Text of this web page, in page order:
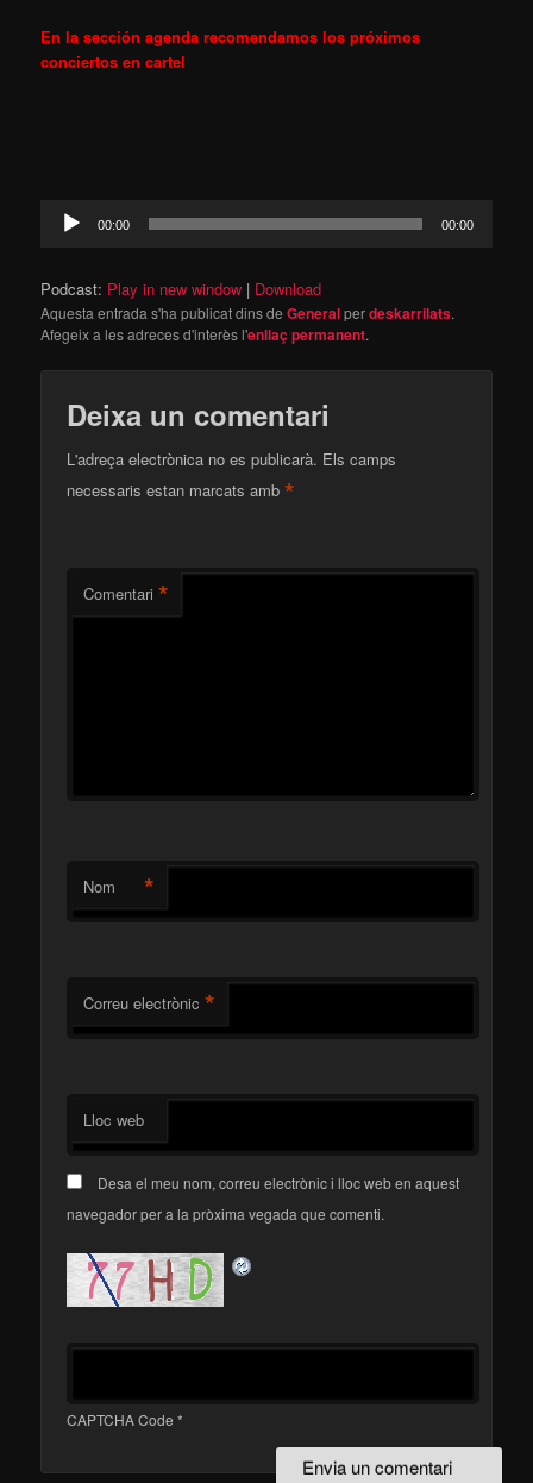
En la sección agenda recomendamos los próximos
conciertos en cartel
Reproductor
d'àudio
00:00 00:00
Podcast: Play in new window | Download
Aquesta entrada s'ha publicat dins deGeneralperdeskarrilats.
Afegeix a les adreces d'interès l'enllaç permanent.
Deixa un comentari
L'adreça electrònica no es publicarà. Els camps
necessaris estan marcats amb*
Comentari *
Nom *
Correu electrònic *
Lloc web
Desa el meu nom, correu electrònic i lloc web en aquest
navegador per a la pròxima vegada que comenti.
CAPTCHA Code *